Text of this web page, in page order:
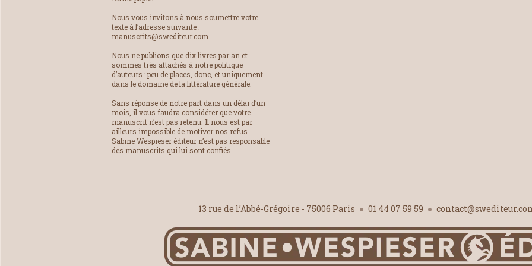
Nous vous invitons à nous soumettre votre
texte à l’adresse suivante :
manuscrits@swediteur.com.
Nous ne publions que dix livres par an et
sommes très attachés à notre politique
d’auteurs : peu de places, donc, et uniquement
dans le domaine de la littérature générale.
Sans réponse de notre part dans un délai d’un
mois, il vous faudra considérer que votre
manuscrit n’est pas retenu. Il nous est par
ailleurs impossible de motiver nos refus.
Sabine Wespieser éditeur n’est pas responsable
des manuscrits qui lui sont confiés.
13 rue de l’Abbé-Grégoire - 75006 Paris 01 44 07 59 59